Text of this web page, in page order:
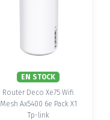
EN STOCK
Router Deco Xe75 Wifi
Mesh Ax5400 6e Pack X1
Tp-link